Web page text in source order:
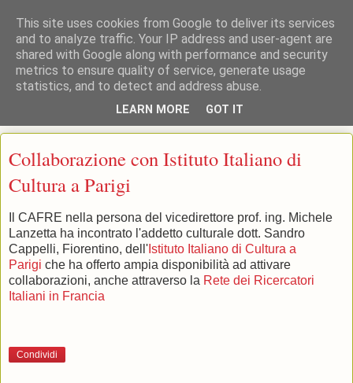
: : CAFRE : : Centro Interdipartimentale per l'Aggiornamento, la
Formazione e la Ricerca Educativa Università di Pisa
Collaborazione con Istituto Italiano di
Cultura a Parigi
Il CAFRE nella persona del vicedirettore prof. ing. Michele
Lanzetta ha incontrato l'addetto culturale dott. Sandro
Cappelli, Fiorentino, dell' Istituto Italiano di Cultura a
Parigi che ha offerto ampia disponibilità ad attivare
collaborazioni, anche attraverso la Rete dei Ricercatori
Italiani in Francia
Condividi
This site uses cookies from Google to deliver its services
and to analyze traffic. Your IP address and user-agent are
shared with Google along with performance and security
metrics to ensure quality of service, generate usage
statistics, and to detect and address abuse.
LEARN MORE GOT IT